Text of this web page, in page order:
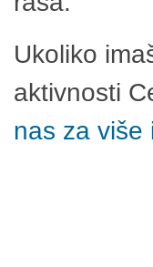
Ukoliko
aktivnosti
nas za više